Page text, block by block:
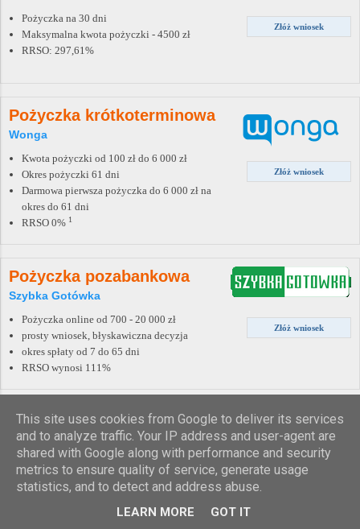
Złóż wniosek
Pożyczka na 30 dni
Maksymalna kwota pożyczki - 4500 zł
RRSO: 297,61%
Pożyczka krótkoterminowa
Wonga
Złóż wniosek
Kwota pożyczki od 100 zł do 6 000 zł
Okres pożyczki 61 dni
Darmowa pierwsza pożyczka do 6 000 zł na
okres do 61 dni
RRSO 0% 1
Pożyczka pozabankowa
Szybka Gotówka
Złóż wniosek
Pożyczka online od 700 - 20 000 zł
prosty wniosek, błyskawiczna decyzja
okres spłaty od 7 do 65 dni
RRSO wynosi 111%
Chwilówka
Avinto
Złóż wniosek
Bez wychodzenia z domu
Odpowiedź w ciągu kilku minut
Atrakcyjne warunki
Możliwość refinansowania
This site uses cookies from Google to deliver its services
and to analyze traffic. Your IP address and user-agent are
shared with Google along with performance and security
metrics to ensure quality of service, generate usage
statistics, and to detect and address abuse.
LEARN MORE GOT IT